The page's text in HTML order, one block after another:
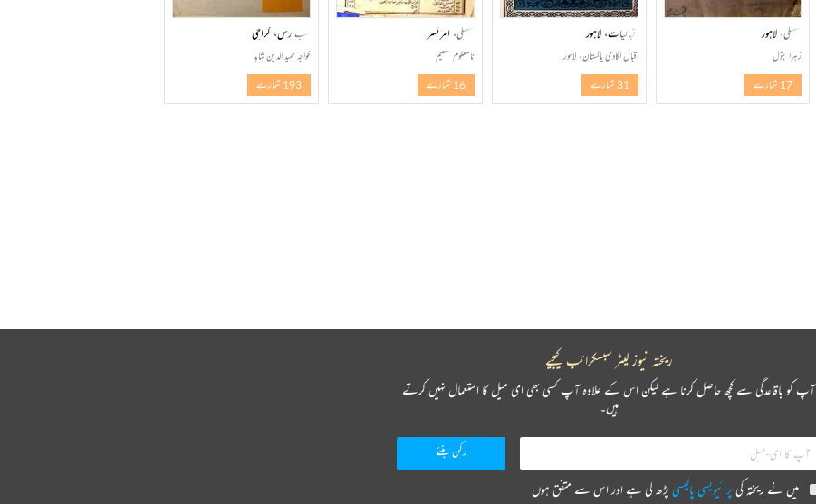
سہیلی، لاہور
زہرا بتول
17 شمارے
اقبالیات، لاہور
اقبال اکادمی پاکستان، لاہور
31 شمارے
سہیلی، امرتسر
نامعلوم تنظیم
16 شمارے
سب رس، کراچی
خواجہ حمید الدین شاہد
193 شمارے
ریختہ نیوز لیٹر سبسکرائب کیجیے
آپ کو باقاعدگی سے کچھ حاصل کرنا ہے لیکن اس کے علاوہ آپ کسی بھی ای میل کا استعمال نہیں کرتے
ہیں۔
میں نے ریختہ کیپرائیویسی پالیسیپڑھ لی ہے اور اس سے متفق ہوں